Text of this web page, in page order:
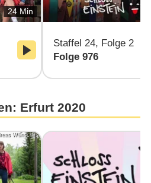
24 Min
Staffel 24, Folge 2
Folge 976
Erfurt 2020
Wünschirs